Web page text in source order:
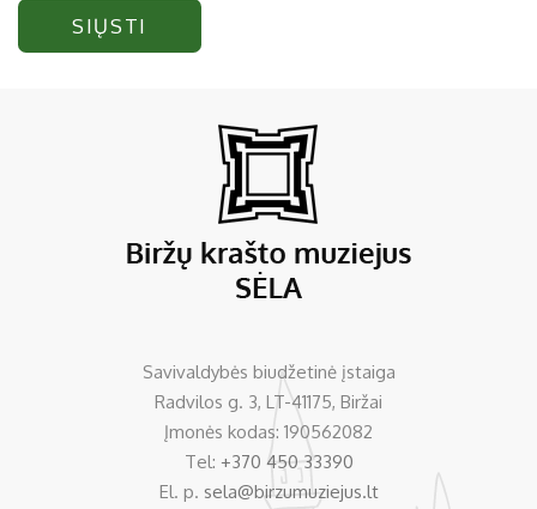
SIŲSTI
Savivaldybės biudžetinė įstaiga
Radvilos g. 3, LT-41175, Biržai
Įmonės kodas: 190562082
Tel: +370 450 33390
El. p. sela@birzumuziejus.lt